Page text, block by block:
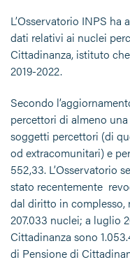
L’Osservatorio INPS ha
dati relativi ai nuclei
Cittadinanza, istituto
2019-2022.
Secondo
percettori di almeno
soggetti percettori (di
od extracomunitari) e
552,33. L’Osservatorio
stato recentemente
dal diritto in complesso,
207.033 nuclei; a luglio
Cittadinanza sono
di Pensione di